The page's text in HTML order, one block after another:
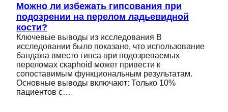
Можно ли избежать гипсования при
подозрении на перелом ладьевидной
кости?
Ключевые выводы из исследования В
исследовании было показано, что использование
бандажа вместо гипса при подозреваемых
переломах скaphoid может привести к
сопоставимым функциональным результатам.
Основные выводы включают: Только 10%
пациентов с…